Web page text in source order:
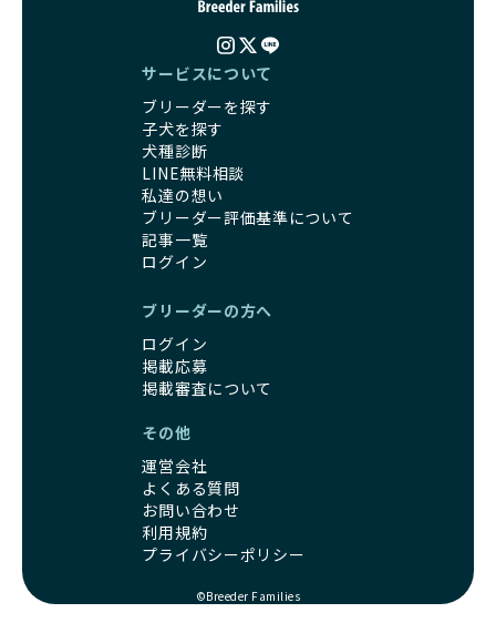
サービスについて
ブリーダーを探す
子犬を探す
犬種診断
LINE無料相談
私達の想い
ブリーダー評価基準について
記事一覧
ログイン
ブリーダーの方へ
ログイン
掲載応募
掲載審査について
その他
運営会社
よくある質問
お問い合わせ
利用規約
プライバシーポリシー
©Breeder Families